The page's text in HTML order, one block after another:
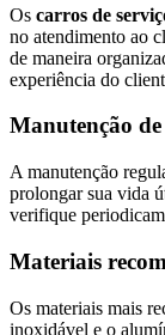
Os carros de
no atendimento ao
de maneira
experiência do
Manutenção
A manutenção
prolongar sua vida
verifique
Materiais
Os materiais mais
inoxidável e o